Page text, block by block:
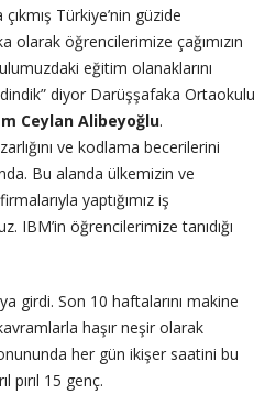
Türkiye’nin güzide
olarak öğrencilerimize çağımızın
eğitim olanaklarını
diyor Darüşşafaka Ortaokulu
Ceylan Alibeyoğlu.
ve kodlama becerilerini
Bu alanda ülkemizin ve
yaptığımız iş
IBM’in öğrencilerimize tanıdığı
girdi. Son 10 haftalarını makine
haşır neşir olarak
her gün ikişer saatini bu
pırıl 15 genç.